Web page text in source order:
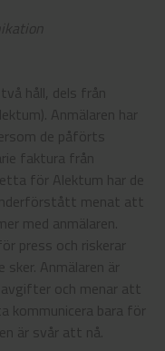
håll, dels från
Anmälaren har
de påförts
faktura från
för Alektum har de
menat att
med anmälaren.
press och riskerar
Anmälaren är
och menar att
bara för
är svår att nå.